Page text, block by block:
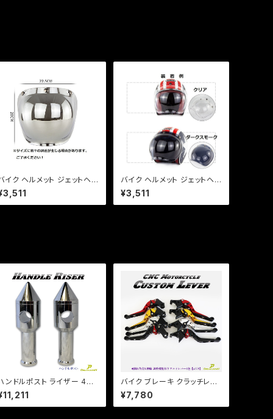
イク ヘルメット ジェットヘル
ット シールド 【バブルシール
+ フリップアップセット】 3
ボタン式 激安特価【シルバ
バイク ヘルメット ジェットヘル
メット シールド 【バブルシール
ド + フリップアップセット】 3
点ボタン式 激安特価【ダーク
¥3,511
ンドルポスト ライザー 4イ
チ 100mmアップ 22.2mm
ンドル用 /汎用 鬼型！ ビラ
ゴ /ドラッグスター/エイプ/
バイク ブレーキ クラッチレバ
ー 左右セット ホンダ系 ジェイ
ド マグナ ホーネット 他 【a37
9】 可倒&角度&伸縮 調整機
¥7,780